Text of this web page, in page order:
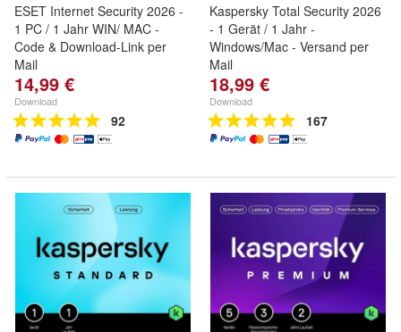
ESET Internet Security 2026 -
1 PC / 1 Jahr WIN/ MAC -
Code & Download-Link per
Mail
14,99 €
Download
92
Kaspersky Total Security 2026
- 1 Gerät / 1 Jahr -
Windows/Mac - Versand per
Mail
18,99 €
Download
167